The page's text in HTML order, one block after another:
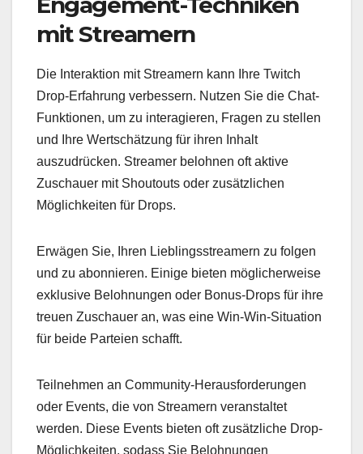
mit Streamern
Die Interaktion mit Streamern kann Ihre Twitch
Drop-Erfahrung verbessern. Nutzen Sie die Chat-
Funktionen, um zu interagieren, Fragen zu stellen
und Ihre Wertschätzung für ihren Inhalt
auszudrücken. Streamer belohnen oft aktive
Zuschauer mit Shoutouts oder zusätzlichen
Möglichkeiten für Drops.
Erwägen Sie, Ihren Lieblingsstreamern zu folgen
und zu abonnieren. Einige bieten möglicherweise
exklusive Belohnungen oder Bonus-Drops für ihre
treuen Zuschauer an, was eine Win-Win-Situation
für beide Parteien schafft.
Teilnehmen an Community-Herausforderungen
oder Events, die von Streamern veranstaltet
werden. Diese Events bieten oft zusätzliche Drop-
Möglichkeiten, sodass Sie Belohnungen